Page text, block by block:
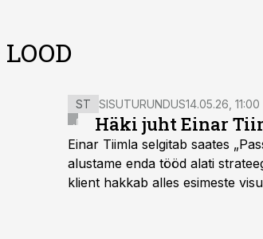
ST SISUTURUNDUS14.05.26, 11:00
Häki juht Einar
Einar Tiimla selgitab saates
alustame enda tööd alati
klient hakkab alles esimeste